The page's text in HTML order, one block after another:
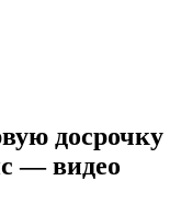
досрочку
— видео